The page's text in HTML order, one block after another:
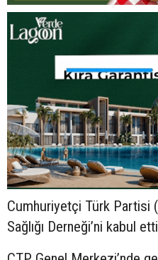
Cumhuriyetçi Türk Partisi
Sağlığı Derneği’ni kabul